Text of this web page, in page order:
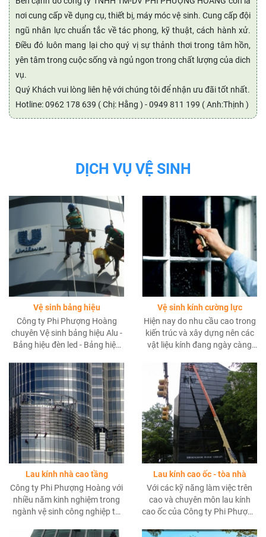
nơi cung cấp về dụng cụ, thiết bị, máy móc vệ sinh. Cung cấp đội
ngũ nhân lực chuẩn tắc về tác phong, kỹ thuật, cách hành xử.
Điều đó luôn mang lại cho quý vị sự thảnh thơi trong tâm hồn,
yên tâm trong cuộc sống và ngủ ngon trong chất lượng của dich
vụ.
Quý Khách vui lòng liên hệ với chúng tôi để nhận ưu đãi tốt nhất.
Hotline: 0962 178 639 ( Chị: Hằng ) - 0949 811 199 ( Anh:Thịnh )
DỊCH VỤ VỆ SINH
Vệ sinh bảng hiệu
Công ty Phi Phượng Hoàng
chuyên Vệ sinh bảng hiệu Alu -
Bảng hiệu đèn led - Bảng hiệu
Vệ sinh kính cường lực
Hiện nay do nhu cầu cao trong
kiến trúc và xây dựng nên các
vật liệu kính đang ngày càng
bộ mặt hoàn toàn khác cho
các công trình....
Lau kính nhà cao tầng
Công ty Phi Phượng Hoàng với
nhiều năm kinh nghiệm trong
ngành vệ sinh công nghiệp tự
Lau kính cao ốc - tòa nhà
Với các kỹ năng làm việc trên
cao và chuyên môn lau kính
cao ốc của Công ty Phi Phượng